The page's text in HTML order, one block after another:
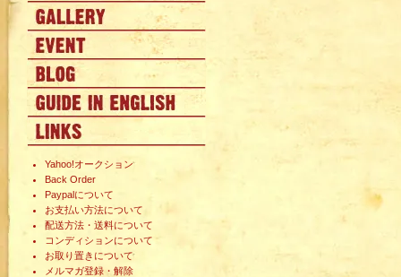
Yahoo!オークション
Back Order
Paypalについて
お支払い方法について
配送方法・送料について
コンディションについて
お取り置きについて
メルマガ登録・解除